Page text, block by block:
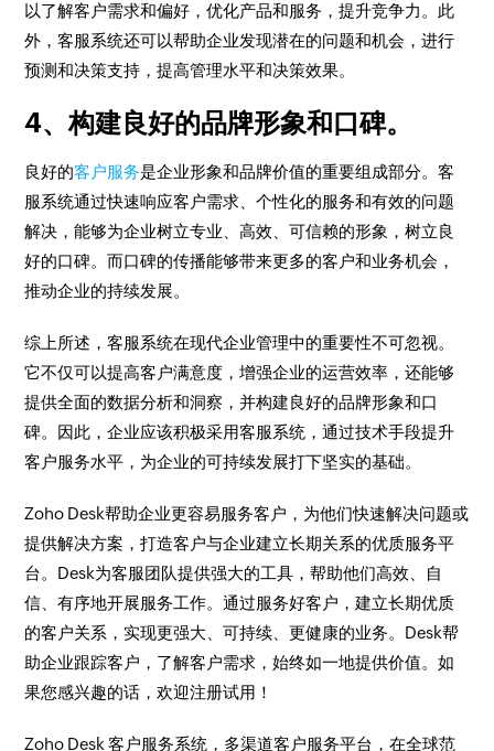
以了解客户需求和偏好，优化产品和服务，提升竞争力。此
外，客服系统还可以帮助企业发现潜在的问题和机会，进行
预测和决策支持，提高管理水平和决策效果。
4、构建良好的品牌形象和口碑。
良好的客户服务是企业形象和品牌价值的重要组成部分。客
服系统通过快速响应客户需求、个性化的服务和有效的问题
解决，能够为企业树立专业、高效、可信赖的形象，树立良
好的口碑。而口碑的传播能够带来更多的客户和业务机会，
推动企业的持续发展。
综上所述，客服系统在现代企业管理中的重要性不可忽视。
它不仅可以提高客户满意度，增强企业的运营效率，还能够
提供全面的数据分析和洞察，并构建良好的品牌形象和口
碑。因此，企业应该积极采用客服系统，通过技术手段提升
客户服务水平，为企业的可持续发展打下坚实的基础。
Zoho Desk帮助企业更容易服务客户，为他们快速解决问题或
提供解决方案，打造客户与企业建立长期关系的优质服务平
台。Desk为客服团队提供强大的工具，帮助他们高效、自
信、有序地开展服务工作。通过服务好客户，建立长期优质
的客户关系，实现更强大、可持续、更健康的业务。Desk帮
助企业跟踪客户，了解客户需求，始终如一地提供价值。如
果您感兴趣的话，欢迎注册试用！
Zoho Desk 客户服务系统，多渠道客户服务平台，在全球范